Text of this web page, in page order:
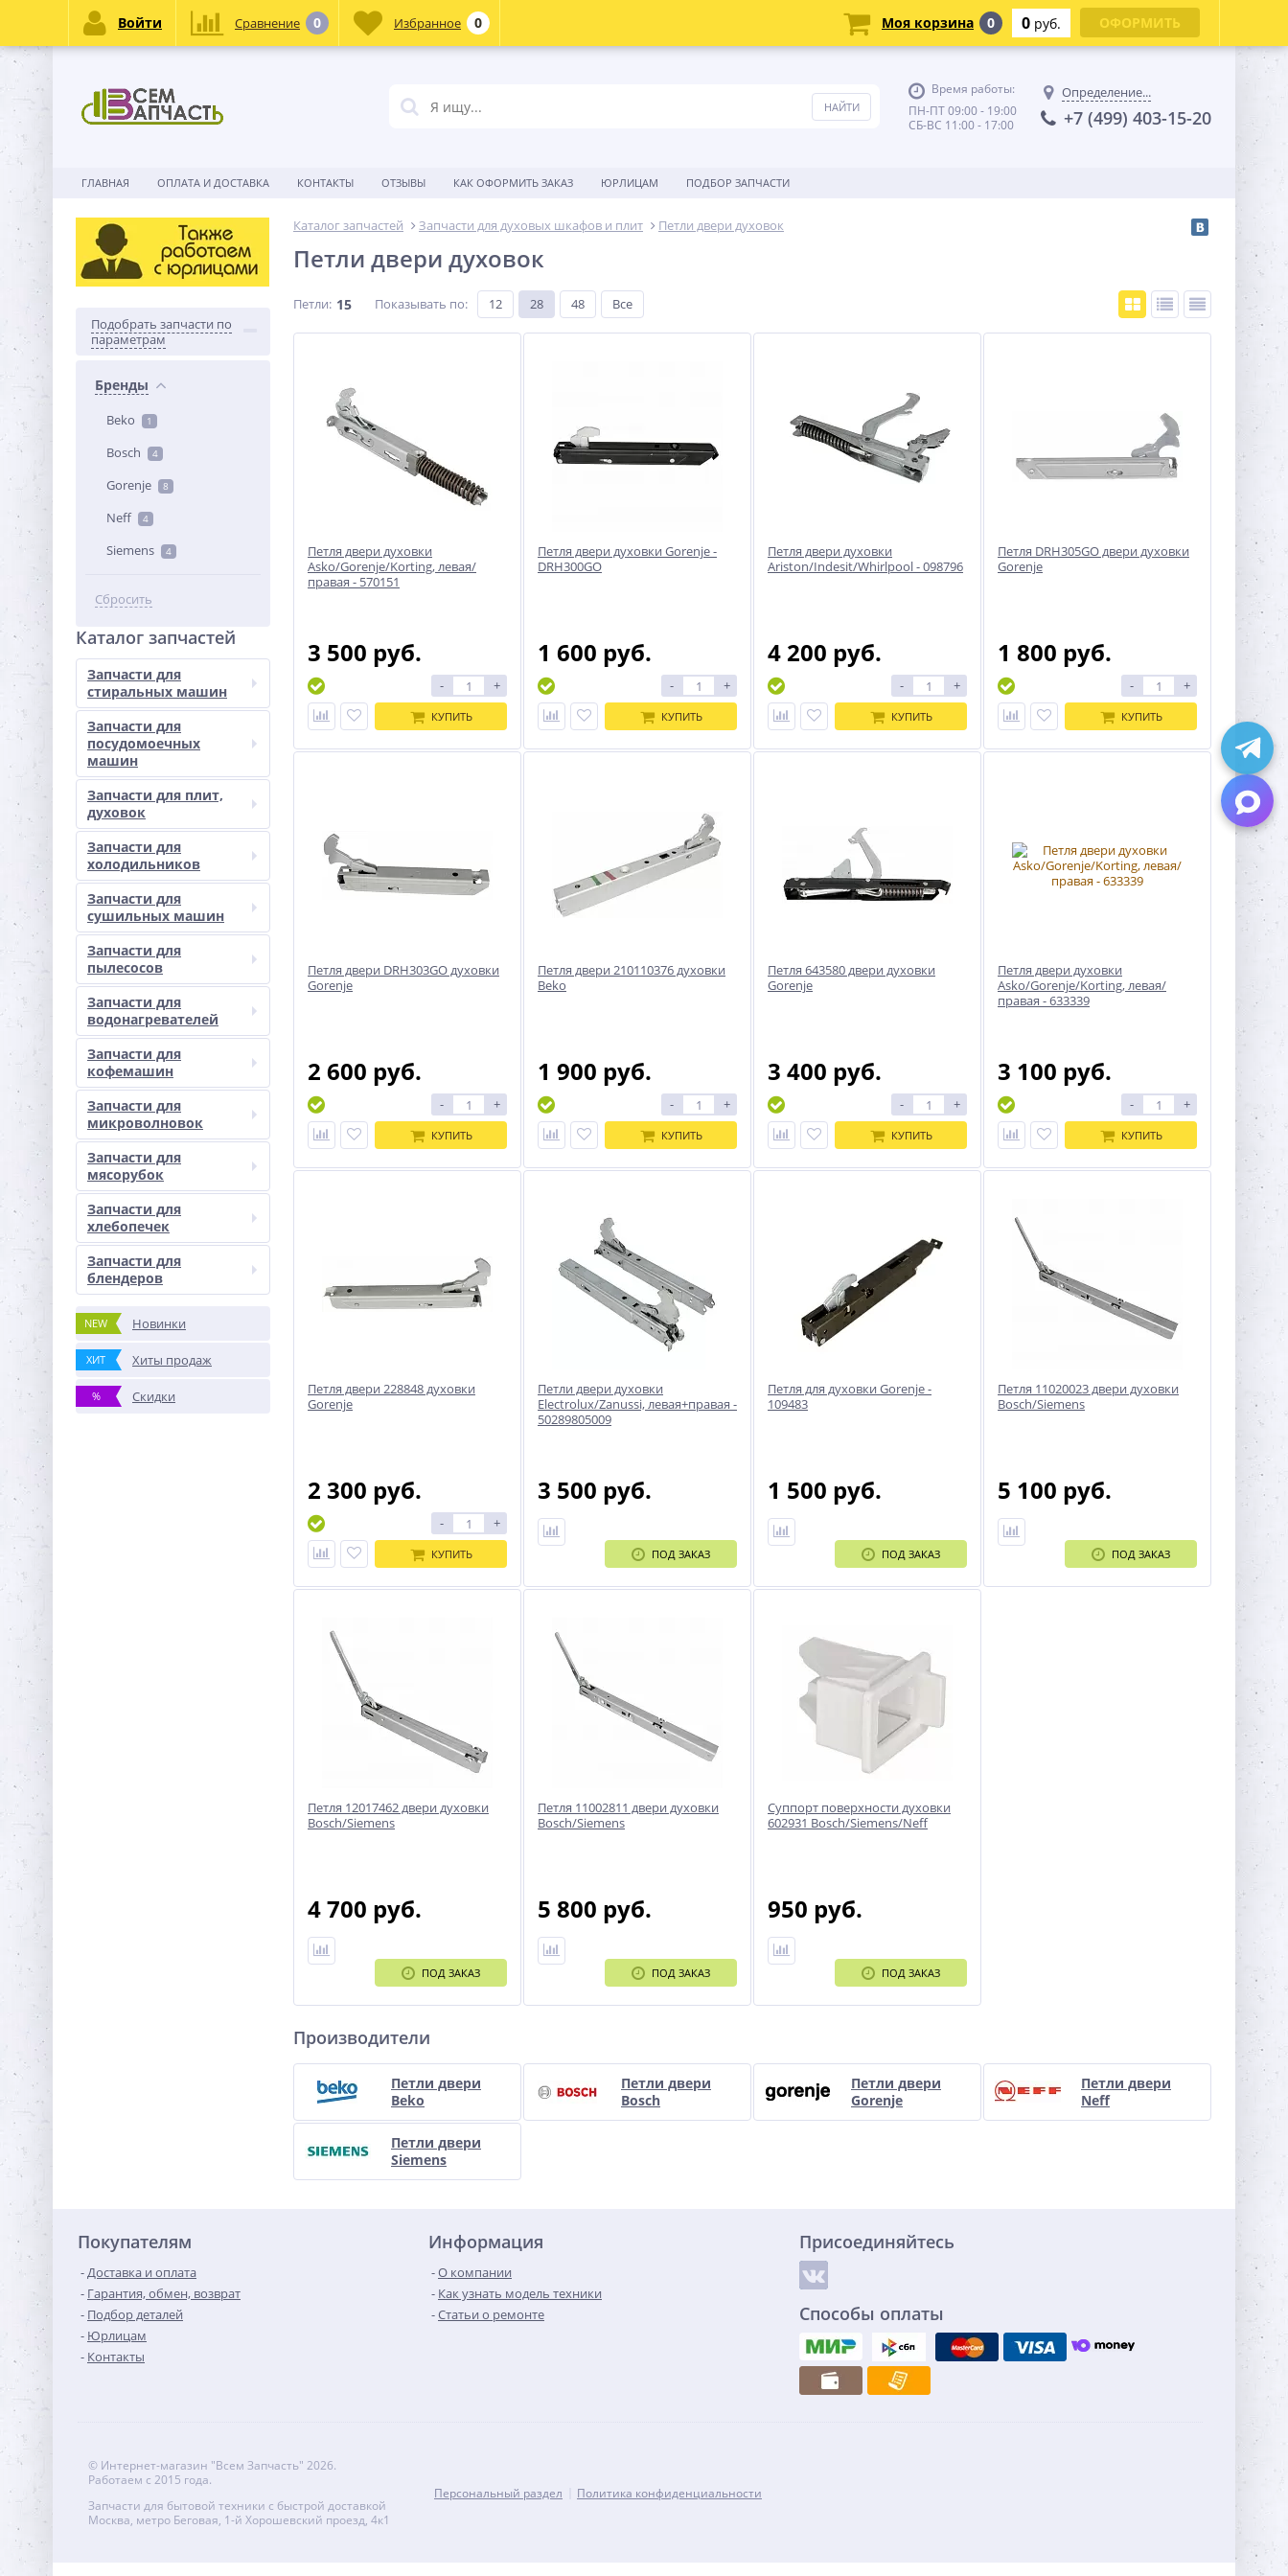
Время работы:
ПН-ПТ 09:00 - 19:00
СБ-ВС 11:00 - 17:00
Определение...
+7 (499) 403-15-20
ГЛАВНАЯ ОПЛАТА И ДОСТАВКА КОНТАКТЫ ОТЗЫВЫ КАК ОФОРМИТЬ ЗАКАЗ ЮРЛИЦАМ ПОДБОР ЗАПЧАСТИ
Подобрать запчасти по
параметрам
Бренды
Beko 1
Bosch 4
Gorenje 8
Neff 4
Siemens 4
Сбросить
Каталог запчастей
Запчасти для
стиральных машин
Запчасти для
посудомоечных
машин
Запчасти для плит,
духовок
Запчасти для
холодильников
Запчасти для
сушильных машин
Запчасти для
пылесосов
Запчасти для
водонагревателей
Запчасти для
кофемашин
Запчасти для
микроволновок
Запчасти для
мясорубок
Запчасти для
хлебопечек
Запчасти для
блендеров
NEW Новинки
ХИТ Хиты продаж
% Скидки
Каталог запчастей Запчасти для духовых шкафов и плит Петли двери духовок
Петли двери духовок
Петли: 15 Показывать по: 12 28 48 Все
Петля двери духовки
Asko/Gorenje/Korting, левая/
правая - 570151
3 500 руб.
- +
КУПИТЬ
Петля двери духовки Gorenje -
DRH300GO
1 600 руб.
- +
КУПИТЬ
Петля двери духовки
Ariston/Indesit/Whirlpool - 098796
4 200 руб.
- +
КУПИТЬ
Петля DRH305GO двери духовки
Gorenje
1 800 руб.
- +
КУПИТЬ
Петля двери DRH303GO духовки
Gorenje
2 600 руб.
- +
КУПИТЬ
Петля двери 210110376 духовки
Beko
1 900 руб.
- +
КУПИТЬ
Петля 643580 двери духовки
Gorenje
3 400 руб.
- +
КУПИТЬ
Петля двери духовки
Asko/Gorenje/Korting, левая/
правая - 633339
3 100 руб.
- +
КУПИТЬ
Петля двери 228848 духовки
Gorenje
2 300 руб.
- +
КУПИТЬ
Петли двери духовки
Electrolux/Zanussi, левая+правая -
50289805009
3 500 руб.
ПОД ЗАКАЗ
Петля для духовки Gorenje -
109483
1 500 руб.
ПОД ЗАКАЗ
Петля 11020023 двери духовки
Bosch/Siemens
5 100 руб.
ПОД ЗАКАЗ
Петля 12017462 двери духовки
Bosch/Siemens
4 700 руб.
ПОД ЗАКАЗ
Петля 11002811 двери духовки
Bosch/Siemens
5 800 руб.
ПОД ЗАКАЗ
Суппорт поверхности духовки
602931 Bosch/Siemens/Neff
950 руб.
ПОД ЗАКАЗ
Производители
Петли двери
Beko
Петли двери
Bosch
Петли двери
Gorenje
Петли двери
Neff
Петли двери
Siemens
Покупателям
Доставка и оплата
Гарантия, обмен, возврат
Подбор деталей
Юрлицам
Контакты
Информация
О компании
Как узнать модель техники
Статьи о ремонте
Присоединяйтесь
Способы оплаты
© Интернет-магазин "Всем Запчасть" 2026.
Работаем с 2015 года.
Запчасти для бытовой техники с быстрой доставкой
Москва, метро Беговая, 1-й Хорошевский проезд, 4к1
Персональный раздел Политика конфиденциальности
Войти Сравнение 0 Избранное 0 Моя корзина 0 0 руб. ОФОРМИТЬ